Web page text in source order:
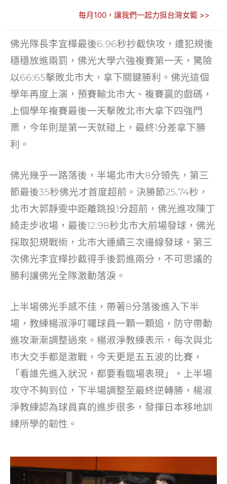
e
b
o
o
k
itt
er
ai
l
C
h
at
k
e
dI
n
每月100，讓我們一起力挺台灣女籃 >>
佛光隊長李宜樺最後6.96秒抄截快攻，遭犯規後
穩穩放進兩罰，佛光大學六強複賽第一天，驚險
以66:65擊敗北市大，拿下關鍵勝利。佛光這個
學年再度上演，預賽輸北市大、複賽贏的戲碼，
上個學年複賽最後一天擊敗北市大拿下四強門
票，今年則是第一天就碰上，最終1分差拿下勝
利。
佛光幾乎一路落後，半場北市大8分領先，第三
節最後35秒佛光才首度超前。決勝節25.74秒，
北市大郭靜雯中距離跳投1分超前，佛光進攻陳丁
綺走步收場，最後12.98秒北市大前場發球，佛光
採取犯規戰術，北市大連續三次邊線發球，第三
次佛光李宜樺抄截得手後罰進兩分，不可思議的
勝利讓佛光全隊激動落淚。
上半場佛光手感不佳，帶著8分落後進入下半
場，教練楊淑淨叮囑球員一顆一顆追，防守帶動
進攻漸漸調整過來。楊淑淨教練表示，每次與北
市大交手都是激戰，今天更是五五波的比賽，
「看誰先進入狀況，都要看臨場表現」。上半場
攻守不夠到位，下半場調整至最終逆轉勝，楊淑
淨教練認為球員真的進步很多，發揮日本移地訓
練所學的韌性。